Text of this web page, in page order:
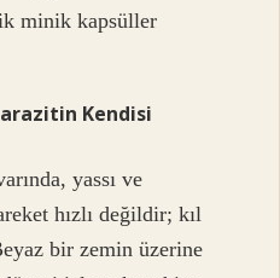
minik kapsüller
Kendisi
yassı ve
hızlı değildir; kıl
bir zemin üzerine